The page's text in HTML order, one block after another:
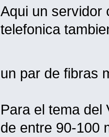
Aqui un servidor
telefonica
un par de fibras
Para el tema del
de entre 90-100